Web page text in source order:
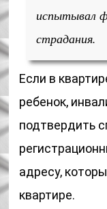
испытывал
страдания.
Если в
ребенок,
подтвердить
адресу,
квартире.